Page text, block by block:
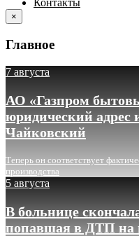
Контакты
×
Главное
7 августа
АО «Газпром
юридический адрес
Чайковский
Теперь он соответствует
производства
5 августа
В больнице
попавшая в ДТП на